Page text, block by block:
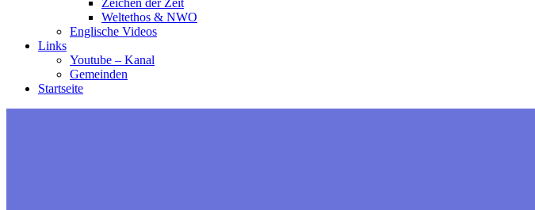
Zeichen der Zeit
Weltethos & NWO
Englische Videos
Links
Youtube – Kanal
Gemeinden
Startseite